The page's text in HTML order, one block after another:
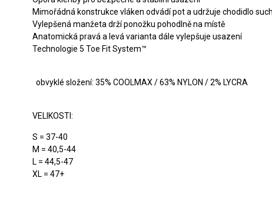
Mimořádná konstrukce vláken odvádí pot a udržuje chodidlo
Vylepšená manžeta drží ponožku pohodlně na místě
Anatomická pravá a levá varianta dále vylepšuje usazení
Technologie 5 Toe Fit System™
obvyklé složení: 35% COOLMAX / 63% NYLON / 2% LYCRA
VELIKOSTI:
S = 37-40
M = 40,5-44
L = 44,5-47
XL = 47+